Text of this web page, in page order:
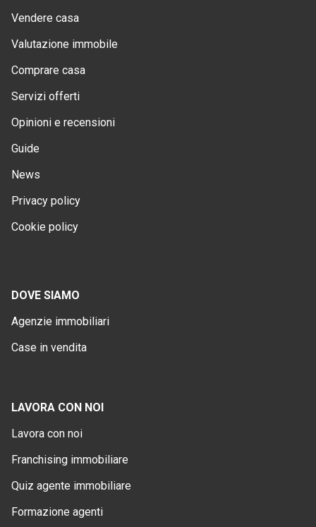
Vendere casa
Valutazione immobile
Comprare casa
Servizi offerti
Opinioni e recensioni
Guide
News
Privacy policy
Cookie policy
DOVE SIAMO
Agenzie immobiliari
Case in vendita
LAVORA CON NOI
Lavora con noi
Franchising immobiliare
Quiz agente immobiliare
Formazione agenti